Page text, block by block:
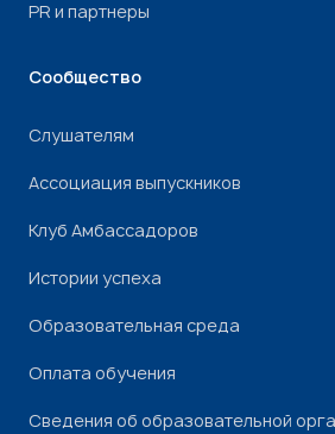
PR и партнеры
Сообщество
Слушателям
Ассоциация выпускников
Клуб Амбассадоров
Истории успеха
Образовательная среда
Оплата обучения
Сведения об образовательной